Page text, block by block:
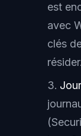
est
avec
clés
résider.